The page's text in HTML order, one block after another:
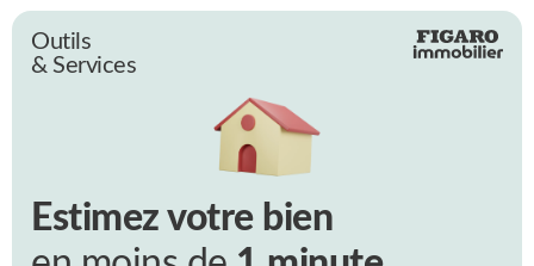
Outils
& Services
Estimez votre bien